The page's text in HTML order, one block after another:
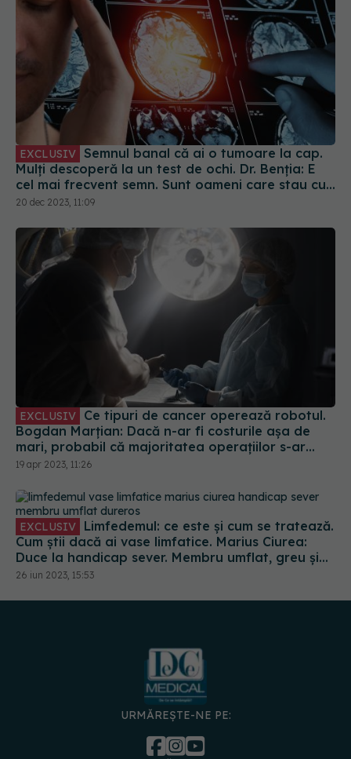
EXCLUSIV
Mulți descoperă la un test de ochi. Dr. Benția: E
cel mai frecvent semn. Sunt oameni care stau cu
tumorile benigne în cap, nu-și dau seama
20 dec 2023, 11:09
EXCLUSIV
Bogdan Marțian: Dacă n-ar fi costurile așa de
mari, probabil că majoritatea operațiilor s-ar
face cu robotul
19 apr 2023, 11:26
EXCLUSIV
Cum știi dacă ai vase limfatice. Marius Ciurea:
Duce la handicap sever. Membru umflat, greu și
dureros
26 iun 2023, 15:53
URMĂREȘTE-NE PE: